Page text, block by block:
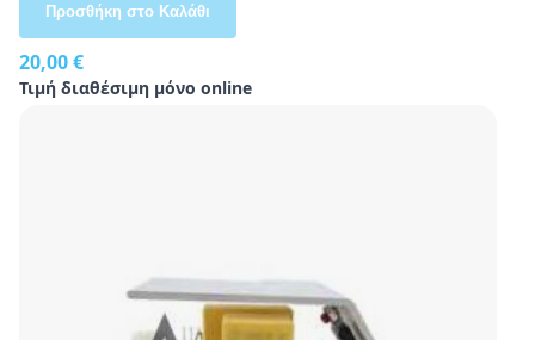
20,00 €
Τιμή διαθέσιμη μόνο online
Προσθήκη στο Καλάθι